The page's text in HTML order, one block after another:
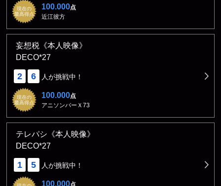
現在の
最高得点
100.000点
近江彼方
妄想税《本人映像》
DECO*27
2 6 人が挑戦中！
現在の
最高得点
100.000点
アニソンバーＸ73
テレパシ《本人映像》
DECO*27
1 5 人が挑戦中！
100.000点